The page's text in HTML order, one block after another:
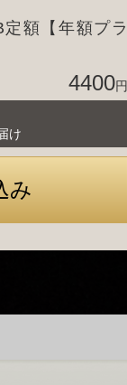
定額【年額プラ
4400円
け